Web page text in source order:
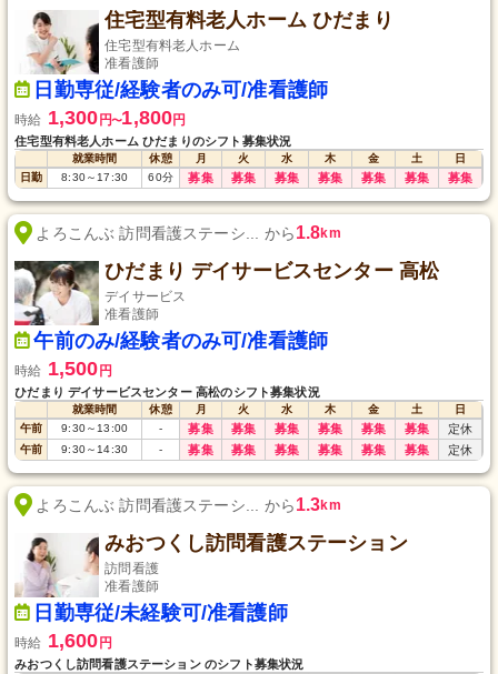
住宅型有料老人ホーム ひだまり
住宅型有料老人ホーム
准看護師
日勤専従/経験者のみ可/准看護師
時給 1,300 円〜1,800円
住宅型有料老人ホーム ひだまりのシフト募集状況
就業時間 休憩 月 火 水 木 金 土
日
日勤
8:30～17:30 60分 募集 募集 募集 募集 募集 募集 募集
よろこんぶ 訪問看護ステーシ... から1.8km
ひだまり デイサービスセンター 高松
デイサービス
准看護師
午前のみ/経験者のみ可/准看護師
時給 1,500 円
ひだまり デイサービスセンター 高松のシフト募集状況
就業時間 休憩 月 火 水 木 金 土
日
午前
9:30～13:00 - 募集 募集 募集 募集 募集 募集 定休
午前 9:30～14:30 - 募集 募集 募集 募集 募集 募集 定休
よろこんぶ 訪問看護ステーシ... から1.3km
みおつくし訪問看護ステーション
訪問看護
准看護師
日勤専従/未経験可/准看護師
時給 1,600 円
みおつくし訪問看護ステーション のシフト募集状況